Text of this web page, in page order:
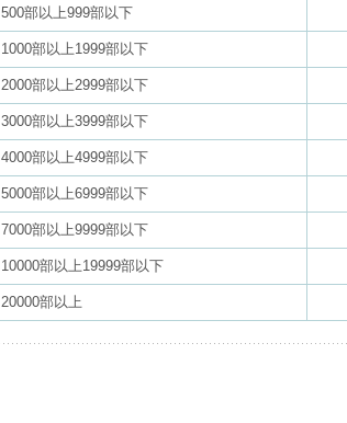
500部以上999部以下
1000部以上1999部以下
2000部以上2999部以下
3000部以上3999部以下
4000部以上4999部以下
5000部以上6999部以下
7000部以上9999部以下
10000部以上19999部以下
20000部以上